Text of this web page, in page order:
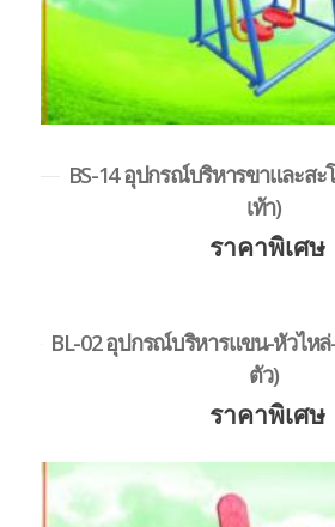
BS-14 อุปกรณ์บริหารขาและส
เท้า)
ราคาพิเศษ
BL-02 อุปกรณ์บริหารแขน-หัวไห
ตัว)
ราคาพิเศษ